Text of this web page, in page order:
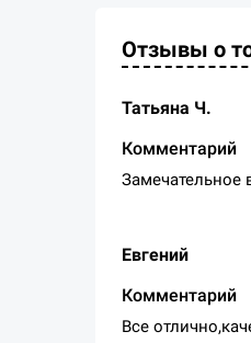
Отзывы о
Татьяна Ч.
Комментарий
Замечательное
Евгений
Комментарий
Все